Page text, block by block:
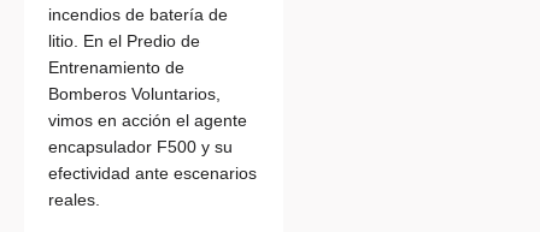
incendios de batería de
litio. En el Predio de
Entrenamiento de
Bomberos Voluntarios,
vimos en acción el agente
encapsulador F500 y su
efectividad ante escenarios
reales.